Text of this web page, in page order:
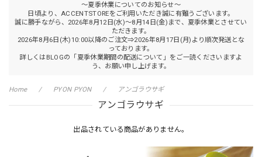
～夏季休業についてのお知らせ～
日頃より、ACCENTSTOREをご利用いただき誠に有難うございます。
誠に勝手ながら、2026年8月12日(水)～8月14日(金)まで、夏季休業とさせてい
ただきます。
2026年8月6日(木)10:00以降のご注文⇒2026年8月17日(月)より順次発送とな
っております。
詳しくはBLOGの「夏季休業期間の配送について」をご一読くださいますよ
う、お願い申し上げます。
Home PYON PYON アンゴラウサギ
アンゴラウサギ
出品されている商品がありません。